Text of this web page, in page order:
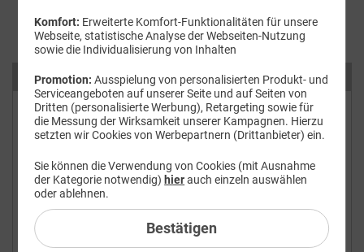
Suchen
Kategorien
FAQ: Am häufigsten gesucht
Kundendaten
Mobilfunk
Komfort: Erweiterte Komfort-Funktionalitäten für unsere
Webseite, statistische Analyse der Webseiten-Nutzung
sowie die Individualisierung von Inhalten
Promotion: Ausspielung von personalisierten Produkt- und
Serviceangeboten auf unserer Seite und auf Seiten von
Dritten (personalisierte Werbung), Retargeting sowie für
die Messung der Wirksamkeit unserer Kampagnen. Hierzu
setzten wir Cookies von Werbepartnern (Drittanbieter) ein.
Sie können die Verwendung von Cookies (mit Ausnahme
der Kategorie notwendig) hierauch einzeln auswählen
oder ablehnen.
Bestätigen